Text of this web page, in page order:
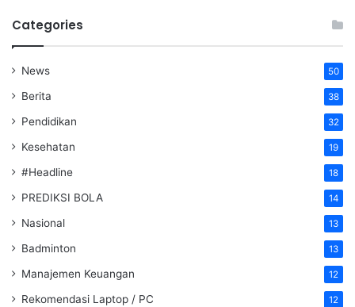
Categories
News 50
Berita 38
Pendidikan 32
Kesehatan 19
#Headline 18
PREDIKSI BOLA 14
Nasional 13
Badminton 13
Manajemen Keuangan 12
Rekomendasi Laptop / PC 12